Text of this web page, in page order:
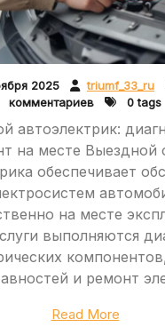
2025 triumf_33_ru
комментариев
0 tags
автоэлектрик:
на месте Выездной
обеспечивает
на месте
выполняются
и ремонт
Read More